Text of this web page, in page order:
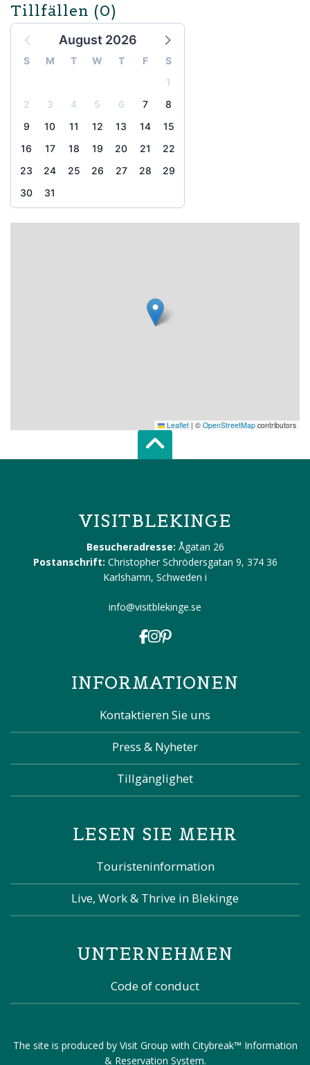
Tillfällen (0)
August 2026
S M T W T F
S
1
2
3 4 5 6 7
8
9
10 11 12 13 14
15
16
17 18 19 20 21
22
23
24 25 26 27 28
29
30
31
Leaflet | © OpenStreetMap contributors
Scroll top of
VISITBLEKINGE
Besucheradresse: Ågatan 26
Postanschrift: Christopher Schrödersgatan 9, 374 36
Karlshamn, Schweden i
info@visitblekinge.se
INFORMATIONEN
Kontaktieren Sie uns
Press & Nyheter
Tillgänglighet
LESEN SIE MEHR
Touristeninformation
Live, Work & Thrive in Blekinge
UNTERNEHMEN
Code of conduct
The site is produced by Visit Group with Citybreak™ Information
& Reservation System.